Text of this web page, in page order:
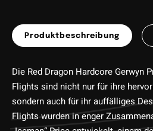
Produktbeschreibung
Die Red Dragon Hardcore Gerwyn
Flights sind nicht nur für ihre
sondern auch für ihr auffälliges
Flights wurden in enger